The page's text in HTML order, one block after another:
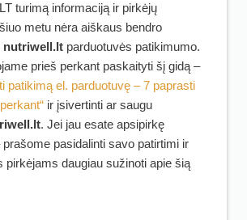
turimą informaciją ir pirkėjų
metu nėra aiškaus bendro
nutriwell.lt parduotuvės patikimumo.
prieš perkant paskaityti šį gidą –
patikimą el. parduotuvę – 7 paprasti
ir įsivertinti ar saugu
. Jei jau esate apsipirkę
prašome pasidalinti savo patirtimi ir
pirkėjams daugiau sužinoti apie šią